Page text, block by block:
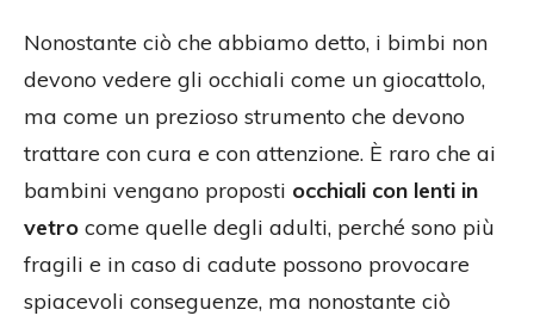
Nonostante ciò che abbiamo detto, i bimbi non
devono vedere gli occhiali come un giocattolo,
ma come un prezioso strumento che devono
trattare con cura e con attenzione. È raro che ai
bambini vengano proposti occhiali con lenti in
vetro come quelle degli adulti, perché sono più
fragili e in caso di cadute possono provocare
spiacevoli conseguenze, ma nonostante ciò